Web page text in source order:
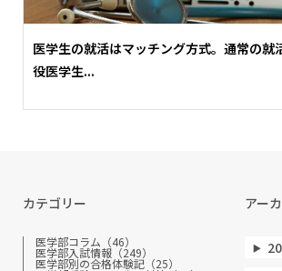
医学生の就活はマッチング方式。通常の就
役医学生...
カテゴリー
医学部コラム（46）
医学部入試情報（249）
医学部別の合格体験記（25）
アー